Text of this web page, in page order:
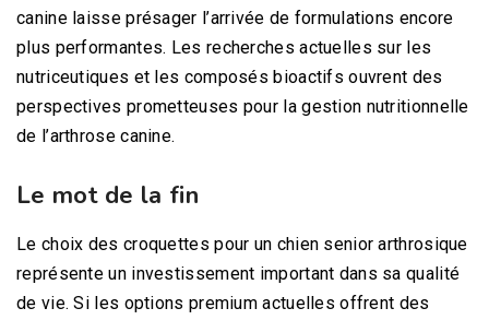
canine laisse présager l’arrivée de formulations encore
plus performantes. Les recherches actuelles sur les
nutriceutiques et les composés bioactifs ouvrent des
perspectives prometteuses pour la gestion nutritionnelle
de l’arthrose canine.
Le mot de la fin
Le choix des croquettes pour un chien senior arthrosique
représente un investissement important dans sa qualité
de vie. Si les options premium actuelles offrent des